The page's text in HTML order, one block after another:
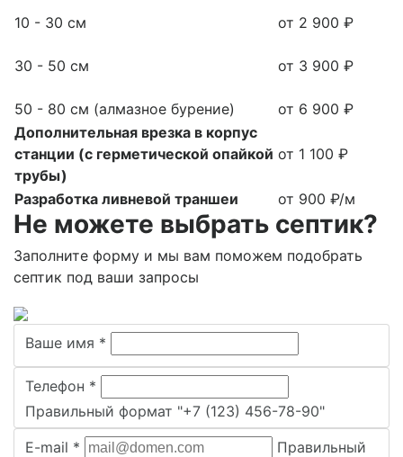
10 - 30 см
30 - 50 см
50 - 80 см (алмазное бурение)
от 2 900 ₽
от 3 900 ₽
от 6 900 ₽
Дополнительная врезка в корпус
станции (с герметической опайкой
трубы)
от 1 100 ₽
Разработка ливневой траншеи от 900 ₽/м
Не можете выбрать септик?
Заполните форму и мы вам поможем подобрать
септик под ваши запросы
Ваше имя *
Телефон *
Правильный формат "+7 (123) 456-78-90"
E-mail *
Правильный